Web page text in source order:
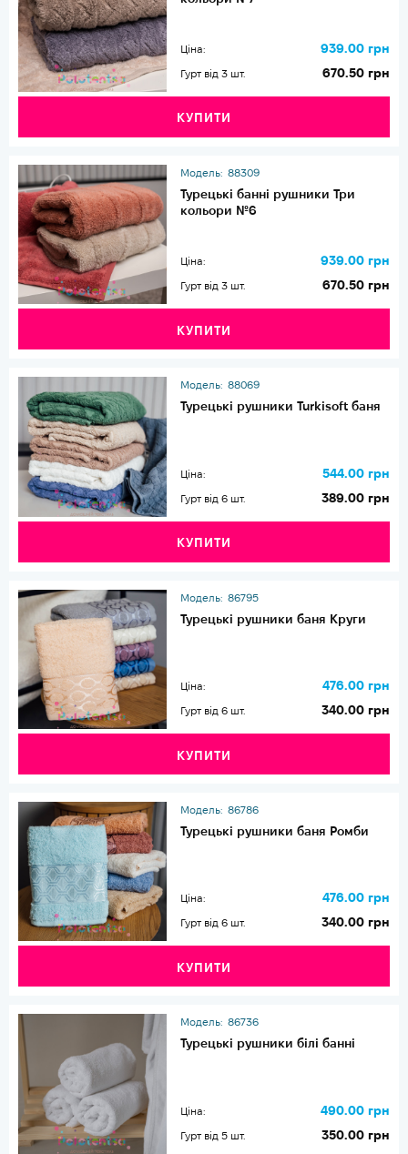
Ціна: 939.00 грн
Гурт від 3 шт. 670.50 грн
КУПИТИ
Модель: 88309
Турецькі банні рушники Три
кольори №6
Ціна: 939.00 грн
Гурт від 3 шт. 670.50 грн
КУПИТИ
Модель: 88069
Турецькі рушники Turkisoft баня
Ціна: 544.00 грн
Гурт від 6 шт. 389.00 грн
КУПИТИ
Модель: 86795
Турецькі рушники баня Круги
Ціна: 476.00 грн
Гурт від 6 шт. 340.00 грн
КУПИТИ
Модель: 86786
Турецькі рушники баня Ромби
Ціна: 476.00 грн
Гурт від 6 шт. 340.00 грн
КУПИТИ
Модель: 86736
Турецькі рушники білі банні
Ціна: 490.00 грн
Гурт від 5 шт. 350.00 грн